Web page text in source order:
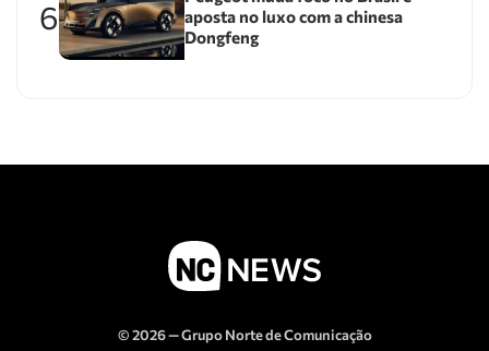
6
aposta no luxo com a chinesa
Dongfeng
© 2026 — Grupo Norte de Comunicação